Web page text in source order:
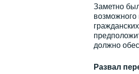
Заметно
возможного
должно
Развал